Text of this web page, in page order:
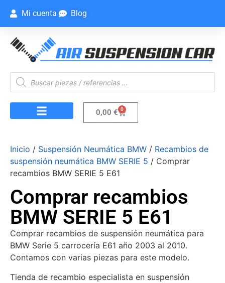
Mi cuenta Blog
0,00 € 0
Inicio / Suspensión Neumática BMW / Recambios de
suspensión neumática BMW SERIE 5 / Comprar
recambios BMW SERIE 5 E61
Comprar recambios
BMW SERIE 5 E61
Comprar recambios de suspensión neumática para
BMW Serie 5 carrocería E61 año 2003 al 2010.
Contamos con varias piezas para este modelo.
Tienda de recambio especialista en suspensión